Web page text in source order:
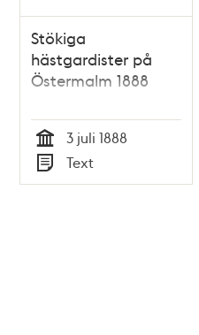
Stökiga
hästgardister på
Östermalm 1888
Tid
3 juli 1888
Typ
Text